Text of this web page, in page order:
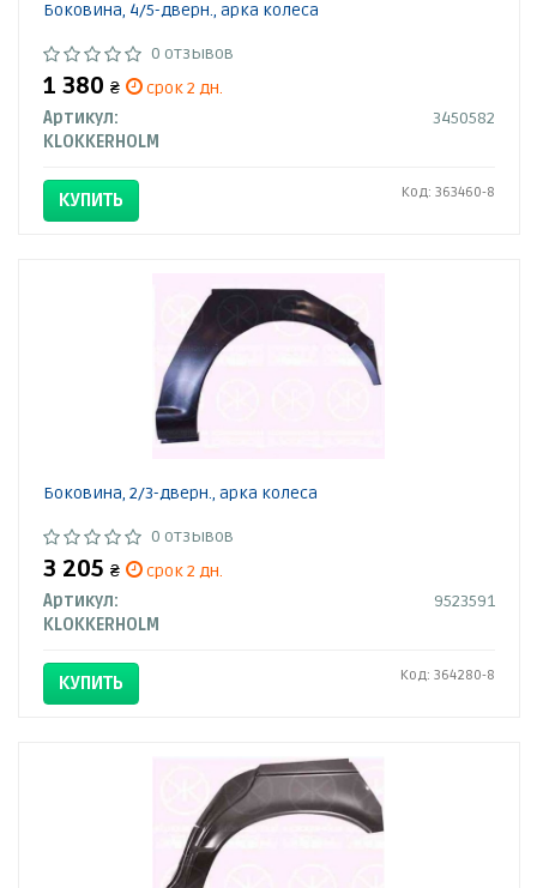
Боковина, 4/5-дверн., арка колеса
0 отзывов
1 380 ₴
срок 2 дн.
Артикул:
3450582
KLOKKERHOLM
КУПИТЬ Код: 363460-8
Боковина, 2/3-дверн., арка колеса
0 отзывов
3 205 ₴
срок 2 дн.
Артикул:
9523591
KLOKKERHOLM
КУПИТЬ Код: 364280-8